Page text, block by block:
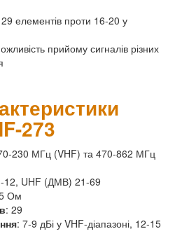
елементів проти 16-20 у
прийому сигналів різних
273
230 МГц (VHF) та 470-862 МГц
12, UHF (ДМВ) 21-69
Ом
: 29
: 7-9 дБі у VHF-діапазоні, 12-15